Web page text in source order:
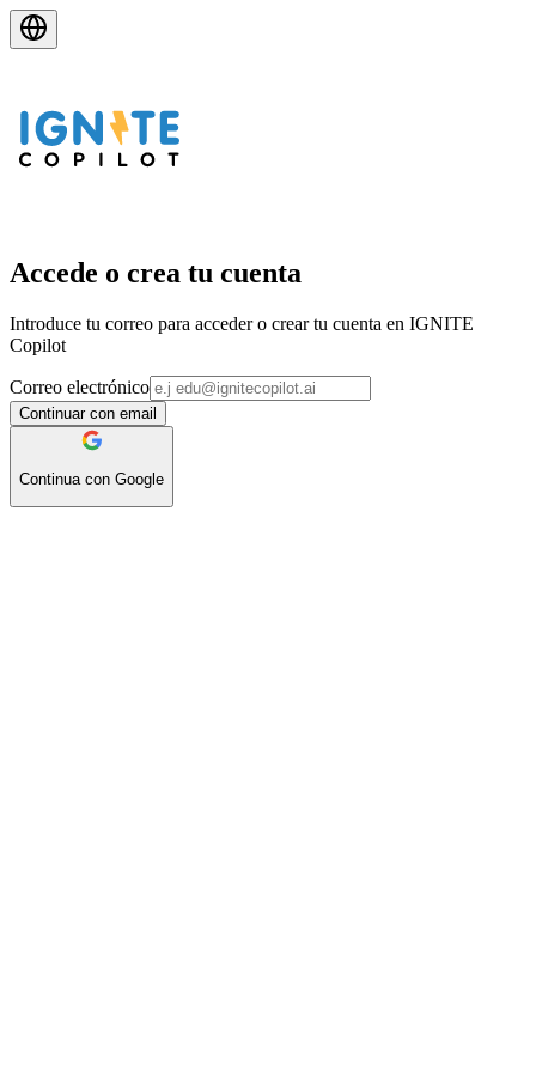
Accede o crea tu cuenta
Introduce tu correo para acceder o crear tu cuenta en IGNITE
Copilot
Correo electrónico
Continuar con email
Continua con Google